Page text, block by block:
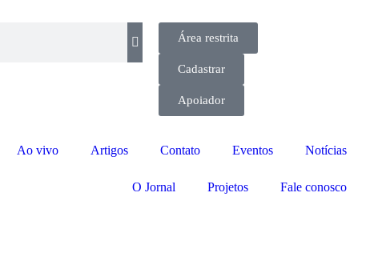
Área restrita
Cadastrar
Apoiador
Ao vivo Artigos Contato Eventos Notícias
O Jornal Projetos Fale conosco